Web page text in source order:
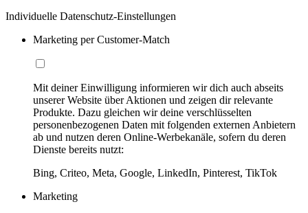
Individuelle Datenschutz-Einstellungen
Marketing per Customer-Match
Mit deiner Einwilligung informieren wir dich auch abseits
unserer Website über Aktionen und zeigen dir relevante
Produkte. Dazu gleichen wir deine verschlüsselten
personenbezogenen Daten mit folgenden externen Anbietern
ab und nutzen deren Online-Werbekanäle, sofern du deren
Dienste bereits nutzt:
Bing, Criteo, Meta, Google, LinkedIn, Pinterest, TikTok
Marketing